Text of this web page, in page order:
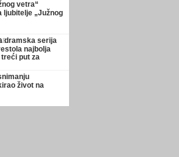
ljubitelje „Južnog
najbolja
put za
život na